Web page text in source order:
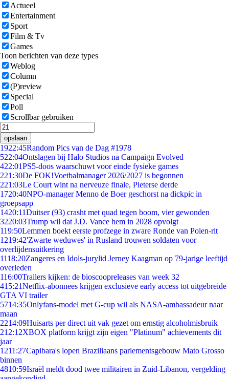
Actueel
Entertainment
Sport
Film & Tv
Games
Toon berichten van deze types
Weblog
Column
(P)review
Special
Poll
Scrollbar gebruiken
opslaan
1922:45Random Pics van de Dag #1978
522:04Ontslagen bij Halo Studios na Campaign Evolved
422:01PS5-doos waarschuwt voor einde fysieke games
221:30De FOK!Voetbalmanager 2026/2027 is begonnen
221:03Le Court wint na nerveuze finale, Pieterse derde
1720:40NPO-manager Menno de Boer geschorst na dickpic in
groepsapp
1420:11Duitser (93) crasht met quad tegen boom, vier gewonden
3220:03Trump wil dat J.D. Vance hem in 2028 opvolgt
119:50Lemmen boekt eerste profzege in zware Ronde van Polen-rit
1219:42'Zwarte weduwes' in Rusland trouwen soldaten voor
overlijdensuitkering
1118:20Zangeres en Idols-jurylid Jerney Kaagman op 79-jarige leeftijd
overleden
116:00Trailers kijken: de bioscoopreleases van week 32
415:21Netflix-abonnees krijgen exclusieve early access tot uitgebreide
GTA VI trailer
5714:35Onlyfans-model met G-cup wil als NASA-ambassadeur naar
maan
2214:09Huisarts per direct uit vak gezet om ernstig alcoholmisbruik
212:12XBOX platform krijgt zijn eigen "Platinum" achievements dit
jaar
1211:27Capibara's lopen Braziliaans parlementsgebouw Mato Grosso
binnen
4810:59Israël meldt dood twee militairen in Zuid-Libanon, vergelding